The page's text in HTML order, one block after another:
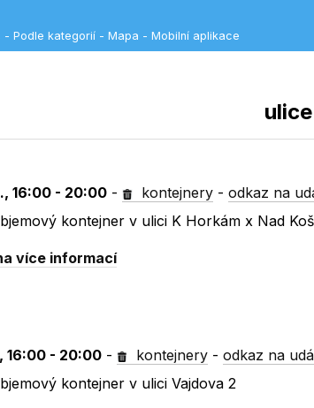
- Podle kategorií - Mapa - Mobilní aplikace
ulice
16:00 - 20:00 - kontejnery -odkaz na
kontejner v ulici K Horkám x Nad
více informací
16:00 - 20:00 - kontejnery -odkaz na
kontejner v ulici Vajdova 2